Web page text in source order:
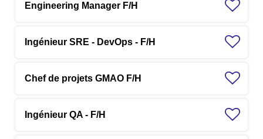
Engineering Manager F/H
Ingénieur SRE - DevOps - F/H
Chef de projets GMAO F/H
Ingénieur QA - F/H